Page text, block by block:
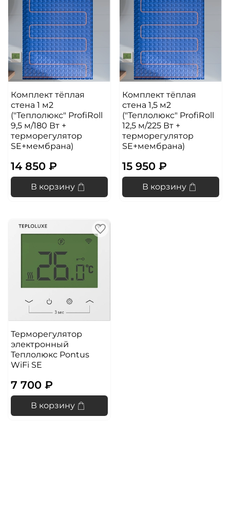
Комплект тёплая
стена 1 м2
("Теплолюкс" ProfiRoll
9,5 м/180 Вт +
терморегулятор
SE+мембрана)
14 850 ₽
В корзину
Комплект тёплая
стена 1,5 м2
("Теплолюкс" ProfiRoll
12,5 м/225 Вт +
терморегулятор
SE+мембрана)
15 950 ₽
В корзину
Терморегулятор
электронный
Теплолюкс Pontus
WiFi SE
7 700 ₽
В корзину